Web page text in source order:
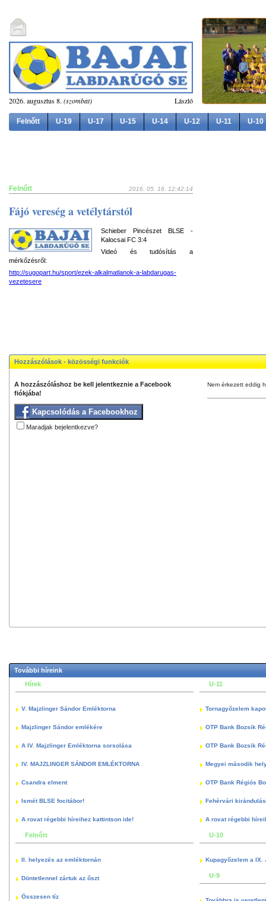
2026. augusztus 8. (szombat) László
Felnőtt U-19 U-17 U-15 U-14 U-12 U-11 U-10
Felnőtt 2016. 05. 16. 12:42:14
Fájó vereség a vetélytárstól
Schieber Pincészet BLSE -
Kalocsai FC 3:4
Videó és tudósítás a
mérkőzésről:
http://sugopart.hu/sport/ezek-alkalmatlanok-a-labdarugas-
vezetesere
Hozzászólások - közösségi funkciók
A hozzászóláshoz be kell jelentkeznie a Facebook
fiókjába!
Kapcsolódás a Facebookhoz
Maradjak bejelentkezve?
Nem érkezett eddig
További híreink
Hírek
V. Majzlinger Sándor Emléktorna
Majzlinger Sándor emlékére
A IV. Majzlinger Emléktorna sorsolása
IV. MAJZLINGER SÁNDOR EMLÉKTORNA
Csandra elment
Ismét BLSE focitábor!
A rovat régebbi híreihez kattintson ide!
Felnőtt
II. helyezés az emléktornán
Döntetlennel zártuk az őszt
Összesen tíz
U-11
Tornagyőzelem
OTP Bank Bozsik
OTP Bank Bozsik
Megyei második
OTP Bank Régiós
Fehérvári kirándulás
A rovat régebbi
U-10
Kupagyőzelem a
U-9